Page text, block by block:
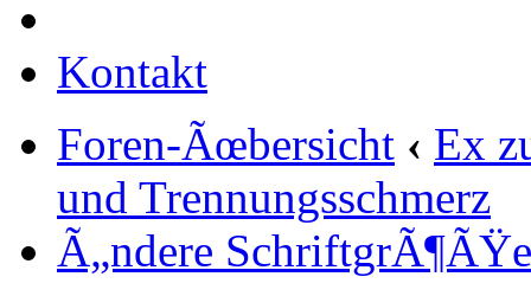
Kontakt
Foren-Ãœbersicht ‹ Ex
und Trennungsschmerz
Ã„ndere SchriftgrÃ¶ÃŸe